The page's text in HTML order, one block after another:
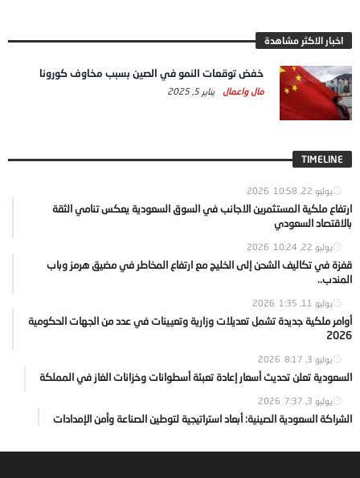
اخبار الاكثر مشاهدة
خفض توقعات النمو في الصين بسبب مخاوف كورونا
مال واعمال يناير 5, 2025
TIMELINE
يوليو 22, 2026 10:58
ارتفاع ملكية المستثمرين الاجانب في السوق السعودية يعكس تنامي الثقة
بالاقتصاد السعودي
يوليو 22, 2026 10:24
قفزة في تكاليف الشحن إلى الخليج مع ارتفاع المخاطر في مضيق هرمز وباب
المندب..
يوليو 11, 2026 1:35
أوامر ملكية جديدة تشمل تعديلات وزارية وتعيينات في عدد من الجهات الحكومية
2026
يوليو 3, 2026 8:17
السعودية تعلن تحديث أسعار إعادة تعبئة أسطوانات وخزانات الغاز في المملكة
يوليو 3, 2026 7:37
الشراكة السعودية الصينية: أبعاد استراتيجية لتوطين الصناعة وأمن الإمدادات